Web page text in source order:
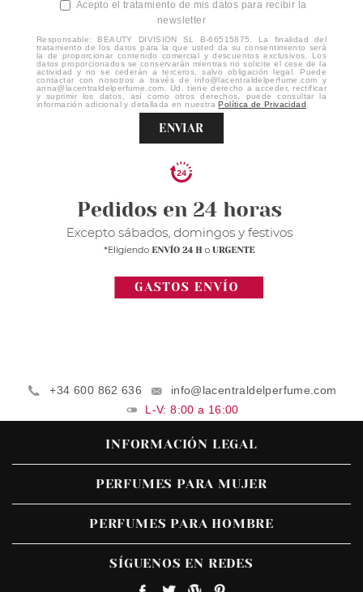
Acepto el tratamiento de mis datos para recibir la
newsletter
Responsable: BEAUTY DIVISION SL B-66515875. La finalidad del
tratamiento de los datos para la que usted da su consentimiento será
la de proporcionar contenido comercial y descuentos exclusivos. Los
datos proporcionados se conservarán mientras no solicite el cese de la
actividad y no se cederán a terceros, salvo obligación legal. Puede
contactar con nosotros a través de info@lacentraldelperfume.com y
anna@lacentraldelperfume.com. Ud. tiene derecho a acceder, rectificar
y suprimir los datos, así como otros derechos, puede consultar la
información adicional y detallada en nuestraPolítica de Privacidad
ENVIAR
+34 600 862 636
info@lacentraldelperfume.com
L-V: 8:00 a 16:00
INFORMACIÓN LEGAL
PERFUMES PARA MUJER
PERFUMES PARA HOMBRE
SÍGUENOS EN REDES